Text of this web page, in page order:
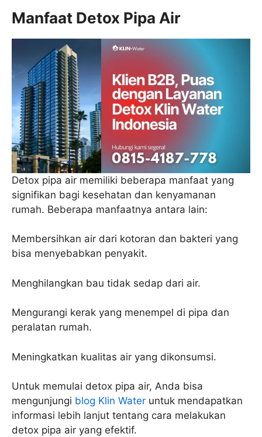
Manfaat Detox Pipa Air
Detox pipa air memiliki beberapa manfaat yang
signifikan bagi kesehatan dan kenyamanan
rumah. Beberapa manfaatnya antara lain:
Membersihkan air dari kotoran dan bakteri yang
bisa menyebabkan penyakit.
Menghilangkan bau tidak sedap dari air.
Mengurangi kerak yang menempel di pipa dan
peralatan rumah.
Meningkatkan kualitas air yang dikonsumsi.
Untuk memulai detox pipa air, Anda bisa
mengunjungi blog Klin Water untuk mendapatkan
informasi lebih lanjut tentang cara melakukan
detox pipa air yang efektif.